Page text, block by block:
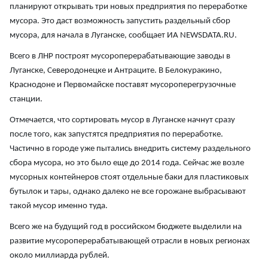
планируют открывать три новых предприятия по переработке
мусора. Это даст возможность запустить раздельный сбор
мусора, для начала в Луганске, сообщает ИА NEWSDATA.RU.
Всего в ЛНР построят мусороперерабатывающие заводы в
Луганске, Северодонецке и Антраците. В Белокуракино,
Краснодоне и Первомайске поставят мусороперегрузочные
станции.
Отмечается, что сортировать мусор в Луганске начнут сразу
после того, как запустятся предприятия по переработке.
Частично в городе уже пытались внедрить систему раздельного
сбора мусора, но это было еще до 2014 года. Сейчас же возле
мусорных контейнеров стоят отдельные баки для пластиковых
бутылок и тары, однако далеко не все горожане выбрасывают
такой мусор именно туда.
Всего же на будущий год в российском бюджете выделили на
развитие мусороперерабатывающей отрасли в новых регионах
около миллиарда рублей.